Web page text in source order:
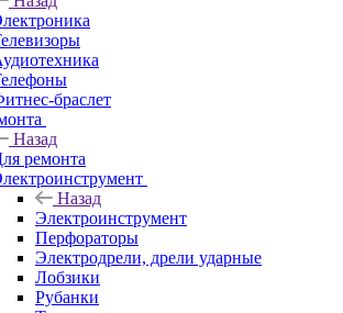
браслет
Назад
ремонта
Назад
Электроинструмент
Перфораторы
Электродрели, дрели ударные
Лобзики
Рубанки